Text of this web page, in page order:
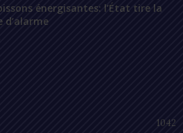
énergisantes: l’État tire la
d’alarme
1042